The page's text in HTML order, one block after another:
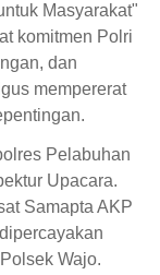
Masyarakat"
komitmen Polri
dan
mempererat
Pelabuhan
Upacara.
Samapta AKP
Wajo.